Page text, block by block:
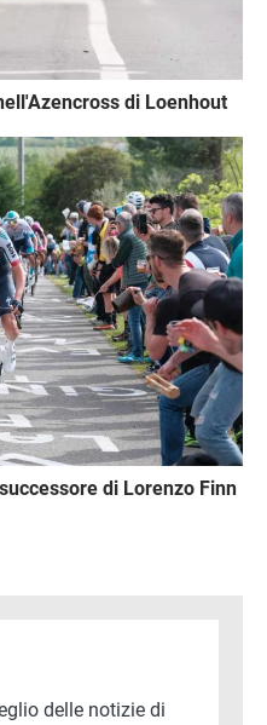
di Loenhout
di Lorenzo Finn
delle notizie di